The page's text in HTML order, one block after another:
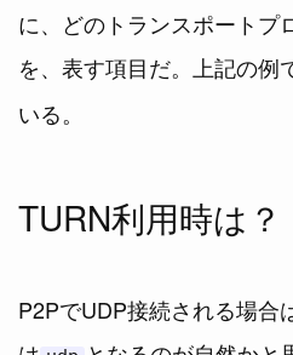
に、どのトランスポートプ
を、表す項目だ。上記の例
いる。
TURN利用時は？
P2PでUDP接続される場合